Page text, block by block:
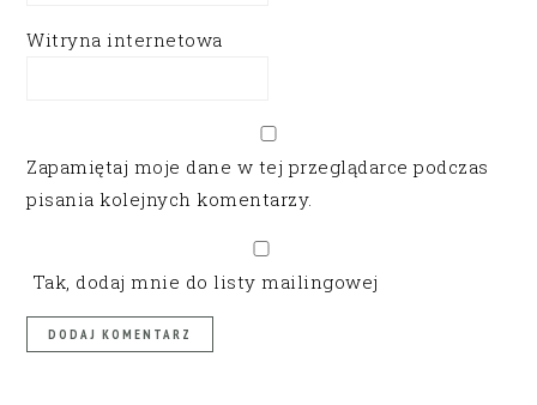
Witryna internetowa
Zapamiętaj moje dane w tej przeglądarce podczas
pisania kolejnych komentarzy.
Tak, dodaj mnie do listy mailingowej